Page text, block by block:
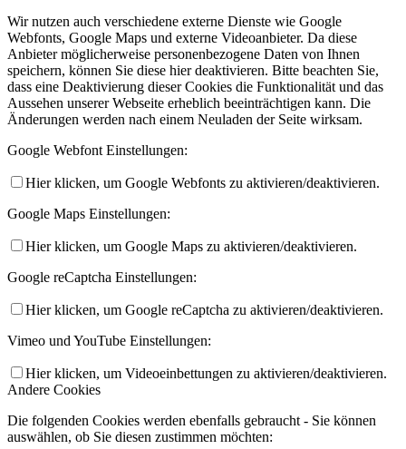
Wir nutzen auch verschiedene externe Dienste wie Google
Webfonts, Google Maps und externe Videoanbieter. Da diese
Anbieter möglicherweise personenbezogene Daten von Ihnen
speichern, können Sie diese hier deaktivieren. Bitte beachten Sie,
dass eine Deaktivierung dieser Cookies die Funktionalität und das
Aussehen unserer Webseite erheblich beeinträchtigen kann. Die
Änderungen werden nach einem Neuladen der Seite wirksam.
Google Webfont Einstellungen:
Hier klicken, um Google Webfonts zu aktivieren/deaktivieren.
Google Maps Einstellungen:
Hier klicken, um Google Maps zu aktivieren/deaktivieren.
Google reCaptcha Einstellungen:
Hier klicken, um Google reCaptcha zu aktivieren/deaktivieren.
Vimeo und YouTube Einstellungen:
Hier klicken, um Videoeinbettungen zu aktivieren/deaktivieren.
Andere Cookies
Die folgenden Cookies werden ebenfalls gebraucht - Sie können
auswählen, ob Sie diesen zustimmen möchten: